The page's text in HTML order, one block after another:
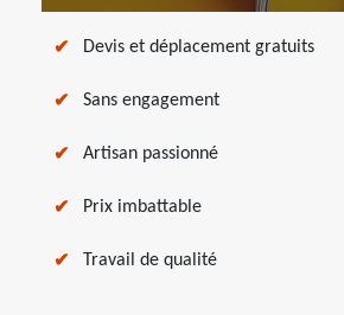
Devis et déplacement gratuits
Sans engagement
Artisan passionné
Prix imbattable
Travail de qualité